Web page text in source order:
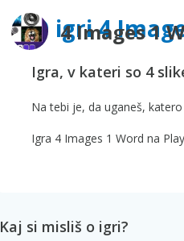
4 Images 1
O igri 4
Igra, v kateri so 4
Na tebi je, da uganeš,
Igra 4 Images 1 Word na
Kaj si misliš o igri?